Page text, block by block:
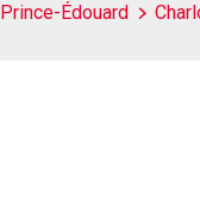
Édouard